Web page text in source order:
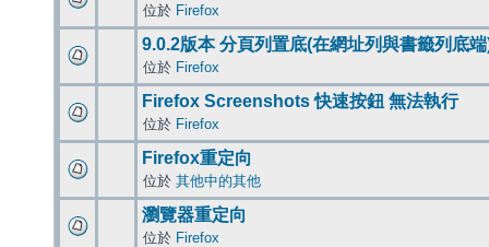
位於 Firefox
9.0.2版本 分頁列置底(在網址列與書籤列底
位於 Firefox
Firefox Screenshots 快速按鈕 無法執行
位於 Firefox
Firefox重定向
位於 其他中的其他
瀏覽器重定向
位於 Firefox